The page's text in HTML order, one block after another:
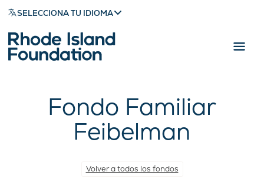
SELECCIONA TU IDIOMA
Fondo Familiar
Feibelman
Volver a todos los fondos